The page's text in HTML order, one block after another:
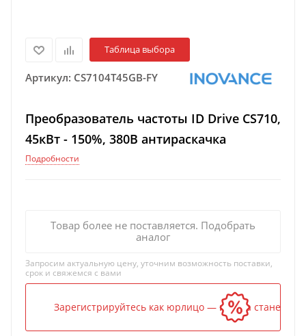
Таблица выбора
Артикул: CS7104T45GB-FY
Преобразователь частоты ID Drive CS710,
45кВт - 150%, 380В антираскачка
Подробности
Товар более не поставляется. Подобрать
аналог
Запросим актуальную цену, уточним возможность поставки,
срок и свяжемся с вами
Зарегистрируйтесь как юрлицо — и цена станет